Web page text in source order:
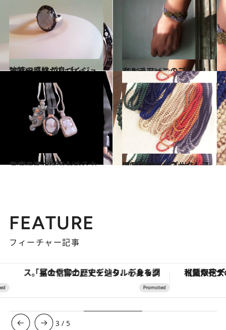
2012.2.9
独特の感性が息づくジュエリー、M.C.L
コミック ＆ エッセイ 2011.11.16
クルチアーニのブレスレット
ファッション
2011.10.28
カジュアルに楽しめるカメオのペンダント
コミック ＆ エッセイ 2012.1.14
プレインピープルの“超”ロングネックレス
コミック ＆ エッセイ
FEATURE
フィーチャー記事
「星のや富士」でデジタルデトックス。冨士信仰の歴史を辿り、心身を調える。 【夏限定ディナーコース】旬を
3 / 5